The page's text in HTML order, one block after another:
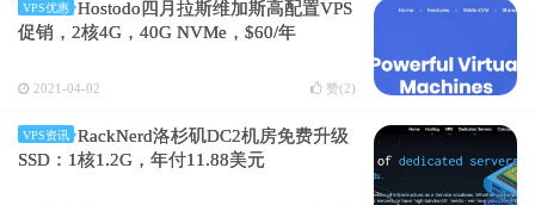
VPS优惠
Hostodo四月拉斯维加斯高配置VPS
促销，2核4G，40G NVMe，$60/年
2021-04-02 赞(2)
VPS资讯
RackNerd洛杉矶DC2机房免费升级
SSD：1核1.2G，年付11.88美元